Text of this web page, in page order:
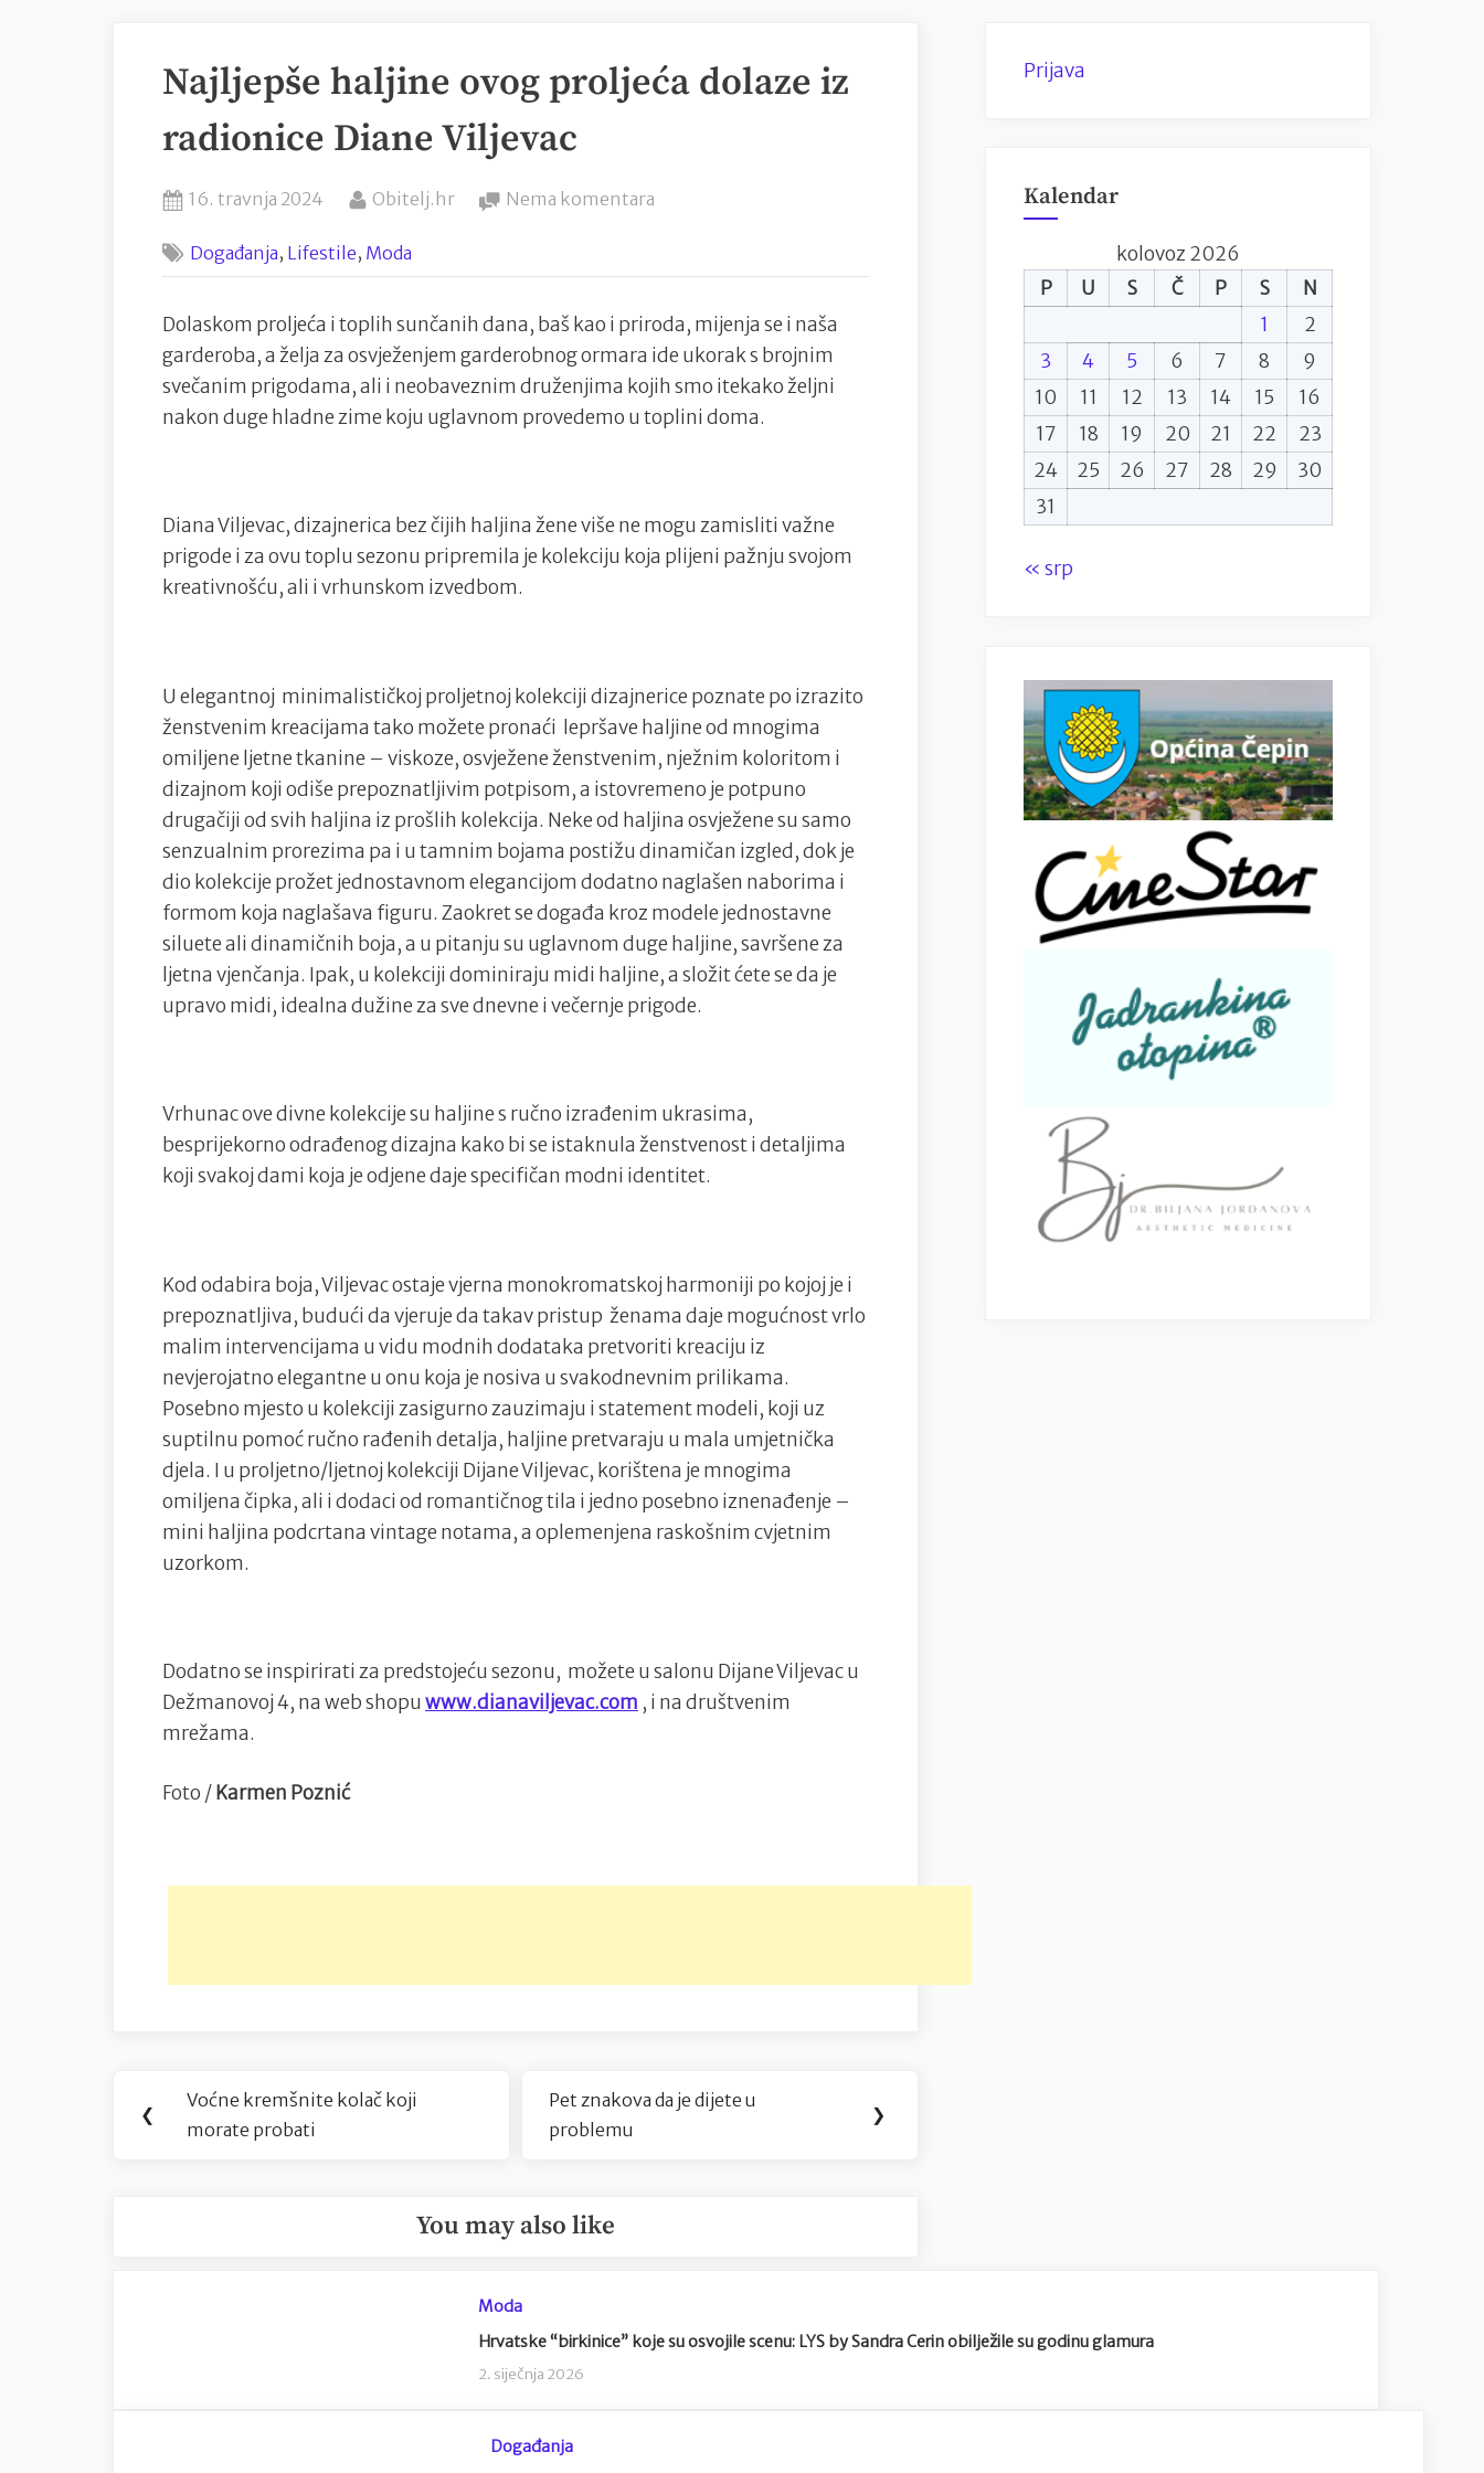
Najljepše haljine ovog proljeća dolaze iz
radionice Diane Viljevac
Posted
16. travnja 2024 By
Obitelj.hr Nema komentara
proljeća
dolaze
iz
radionice
Događanja, Lifestile, Moda
Dolaskom proljeća i toplih sunčanih dana, baš kao i priroda, mijenja se i naša
garderoba, a želja za osvježenjem garderobnog ormara ide ukorak s brojnim
svečanim prigodama, ali i neobaveznim druženjima kojih smo itekako željni
nakon duge hladne zime koju uglavnom provedemo u toplini doma.
Diana Viljevac, dizajnerica bez čijih haljina žene više ne mogu zamisliti važne
prigode i za ovu toplu sezonu pripremila je kolekciju koja plijeni pažnju svojom
kreativnošću, ali i vrhunskom izvedbom.
U elegantnoj minimalističkoj proljetnoj kolekciji dizajnerice poznate po izrazito
ženstvenim kreacijama tako možete pronaći lepršave haljine od mnogima
omiljene ljetne tkanine – viskoze, osvježene ženstvenim, nježnim koloritom i
dizajnom koji odiše prepoznatljivim potpisom, a istovremeno je potpuno
drugačiji od svih haljina iz prošlih kolekcija. Neke od haljina osvježene su samo
senzualnim prorezima pa i u tamnim bojama postižu dinamičan izgled, dok je
dio kolekcije prožet jednostavnom elegancijom dodatno naglašen naborima i
formom koja naglašava figuru. Zaokret se događa kroz modele jednostavne
siluete ali dinamičnih boja, a u pitanju su uglavnom duge haljine, savršene za
ljetna vjenčanja. Ipak, u kolekciji dominiraju midi haljine, a složit ćete se da je
upravo midi, idealna dužine za sve dnevne i večernje prigode.
Vrhunac ove divne kolekcije su haljine s ručno izrađenim ukrasima,
besprijekorno odrađenog dizajna kako bi se istaknula ženstvenost i detaljima
koji svakoj dami koja je odjene daje specifičan modni identitet.
Kod odabira boja, Viljevac ostaje vjerna monokromatskoj harmoniji po kojoj je i
prepoznatljiva, budući da vjeruje da takav pristup ženama daje mogućnost vrlo
malim intervencijama u vidu modnih dodataka pretvoriti kreaciju iz
nevjerojatno elegantne u onu koja je nosiva u svakodnevnim prilikama.
Posebno mjesto u kolekciji zasigurno zauzimaju i statement modeli, koji uz
suptilnu pomoć ručno rađenih detalja, haljine pretvaraju u mala umjetnička
djela. I u proljetno/ljetnoj kolekciji Dijane Viljevac, korištena je mnogima
omiljena čipka, ali i dodaci od romantičnog tila i jedno posebno iznenađenje –
mini haljina podcrtana vintage notama, a oplemenjena raskošnim cvjetnim
uzorkom.
Dodatno se inspirirati za predstojeću sezonu, možete u salonu Dijane Viljevac u
Dežmanovoj 4, na web shopu www.dianaviljevac.com , i na društvenim
mrežama.
Foto /Karmen Poznić
Navigacija
objava
❮
Previous
Post:
Voćne kremšnite kolač koji
morate probati
Next
Post:
Pet znakova da je dijete u
problemu
❯
You may also like
Moda
Hrvatske “birkinice” koje su osvojile scenu: LYS by Sandra Cerin obilježile su godinu glamura
2. siječnja 2026
Događanja
Prijava
Kalendar
kolovoz 2026
P
U S Č P S
N
1
2
3
4 5 6 7 8
9
10
11 12 13 14 15
16
17
18 19 20 21 22
23
24
25 26 27 28 29
30
31
« srp